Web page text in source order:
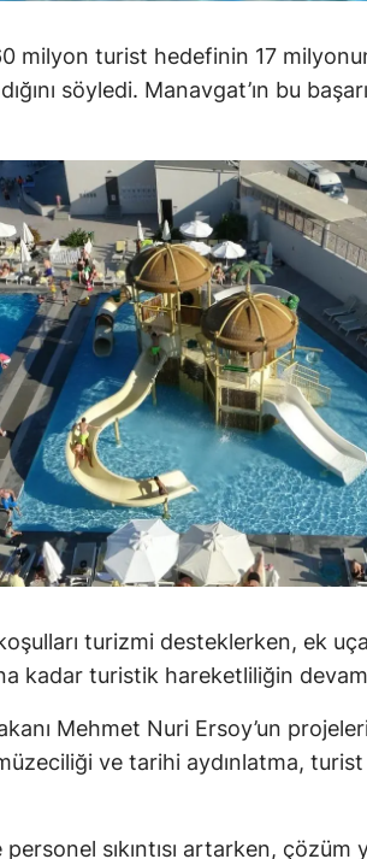
Rize
Samsun
Siirt
Sinop
Sivas
Tekirdağ
Tokat
Trabzon
Tunceli
Şanlıurfa
Zonguldak
milyon turist hedefinin 17
söyledi. Manavgat’ın bu
turizmi desteklerken, ek
kadar turistik hareketliliğin
Mehmet Nuri Ersoy’un
ve tarihi aydınlatma,
sıkıntısı artarken,